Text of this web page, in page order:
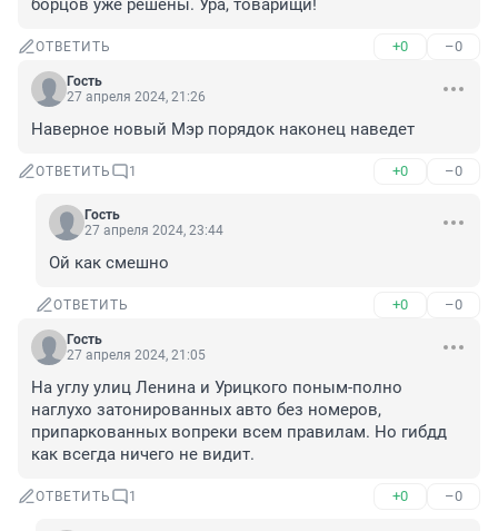
борцов уже решены. Ура, товарищи!
ОТВЕТИТЬ +0 –0
Гость
27 апреля 2024, 21:26
Наверное новый Мэр порядок наконец наведет
ОТВЕТИТЬ 1 +0 –0
Гость
27 апреля 2024, 23:44
Ой как смешно
ОТВЕТИТЬ +0 –0
Гость
27 апреля 2024, 21:05
На углу улиц Ленина и Урицкого поным-полно
наглухо затонированных авто без номеров,
припаркованных вопреки всем правилам. Но гибдд
как всегда ничего не видит.
ОТВЕТИТЬ 1 +0 –0